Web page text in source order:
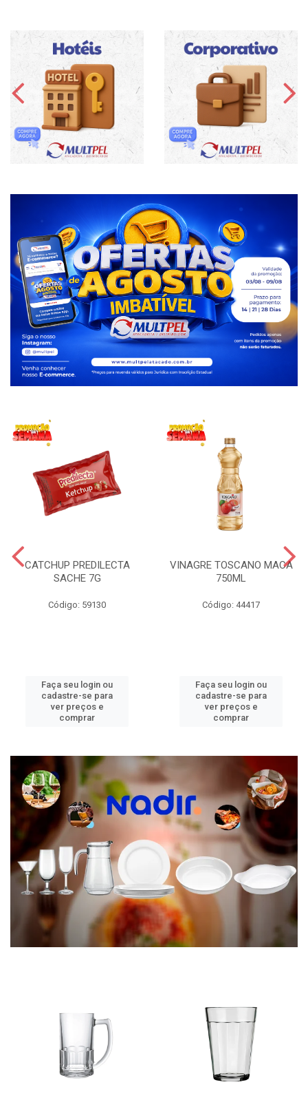
CATCHUP PREDILECTA
SACHE 7G
Código: 59130
Faça seu login ou
cadastre-se para
ver preços e
comprar
VINAGRE TOSCANO MACA
750ML
Código: 44417
Faça seu login ou
cadastre-se para
ver preços e
comprar